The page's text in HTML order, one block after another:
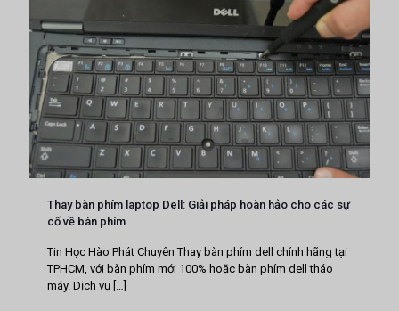
Thay bàn phím laptop Dell: Giải pháp hoàn hảo cho các sự
cố về bàn phím
Tin Học Hào Phát Chuyên Thay bàn phím dell chính hãng tại
TPHCM, với bàn phím mới 100% hoặc bàn phím dell tháo
máy. Dịch vụ […]